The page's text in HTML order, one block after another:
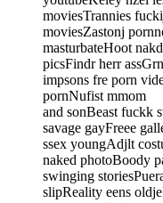
moviesTrannies
moviesZastonj
masturbateHoot
picsFindr herr
impsons fre porn
pornNufist mmom
and sonBeast fuckk
savage gayFreee
ssex youngAdjlt
naked photoBoody
swinging
slipReality eens